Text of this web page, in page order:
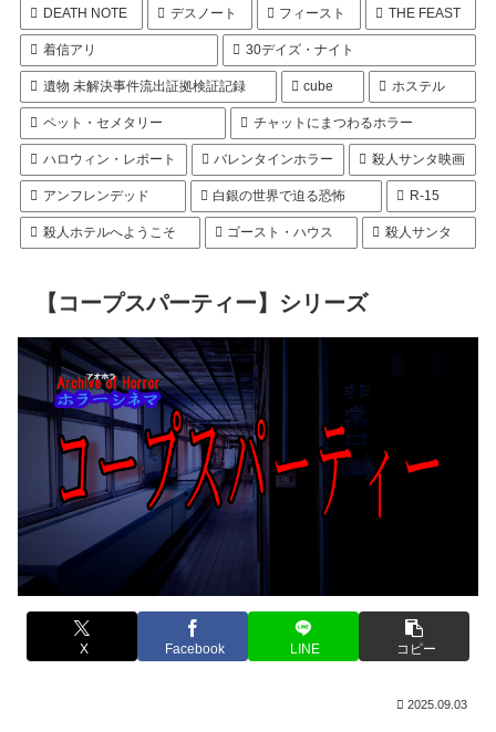
DEATH NOTE デスノート フィースト THE FEAST
着信アリ 30デイズ・ナイト
遺物 未解決事件流出証拠検証記録 cube ホステル
ペット・セメタリー チャットにまつわるホラー
ハロウィン・レポート バレンタインホラー 殺人サンタ映画
アンフレンデッド 白銀の世界で迫る恐怖 R-15
殺人ホテルへようこそ ゴースト・ハウス 殺人サンタ
【コープスパーティー】シリーズ
X Facebook LINE コピー
2025.09.03